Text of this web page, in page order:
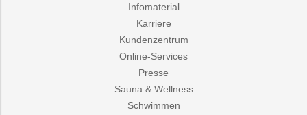
Infomaterial
Karriere
Kundenzentrum
Online-Services
Presse
Sauna & Wellness
Schwimmen